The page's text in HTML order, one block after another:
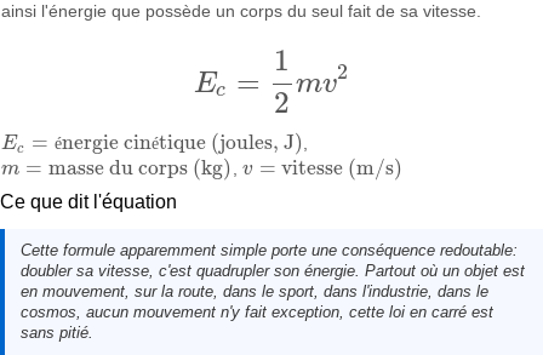
ainsi l'énergie que possède un corps du seul fait de sa vitesse.
Ec =
1
2
mv2
Ec= 2mv2
Ec = énergie cinétique (joules, J)
Ec= énergie cinétique (joules, J) ,
m = masse du corps (kg)
m= masse du corps (kg) v = vitesse (m/s)
v= vitesse (m/s)
Ce que dit l'équation
Cette formule apparemment simple porte une conséquence redoutable:
doubler sa vitesse, c'est quadrupler son énergie. Partout où un objet est
en mouvement, sur la route, dans le sport, dans l'industrie, dans le
cosmos, aucun mouvement n'y fait exception, cette loi en carré est
sans pitié.